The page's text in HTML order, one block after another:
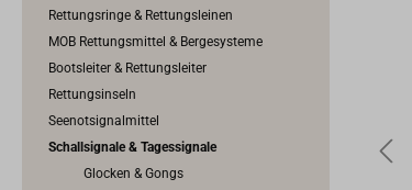
Rettungsringe & Rettungsleinen
MOB Rettungsmittel & Bergesysteme
Bootsleiter & Rettungsleiter
Rettungsinseln
Seenotsignalmittel
Schallsignale & Tagessignale
Glocken & Gongs